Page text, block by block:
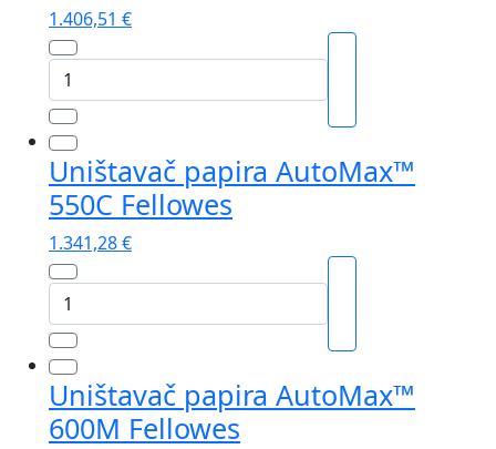
1.406,51 €
Uništavač
papira
AutoMax™
450C
Fellowes
količina
Uništavač papira AutoMax™
550C Fellowes
1.341,28€
Uništavač
papira
AutoMax™
550C
Fellowes
količina
Uništavač papira AutoMax™
600M Fellowes